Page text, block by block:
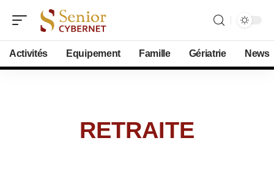
Activités Equipement Famille Gériatrie News
RETRAITE